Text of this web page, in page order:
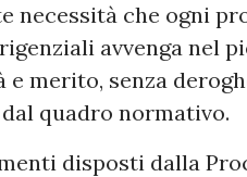
necessità che ogni
avvenga nel
merito, senza
quadro normativo.
disposti dalla